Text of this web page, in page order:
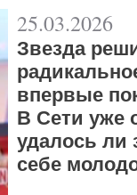
25.03.2026
Звезда
впервые
В Сети уже
удалось ли
себе